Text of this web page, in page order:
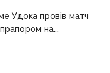
Удока провів матч
на...